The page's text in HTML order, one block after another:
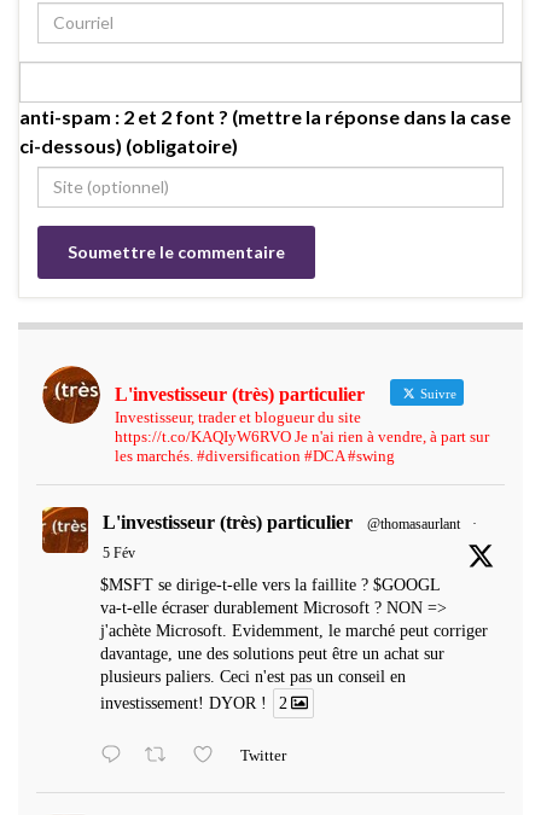
anti-spam : 2 et 2 font ? (mettre la réponse dans la case
ci-dessous) (obligatoire)
L'investisseur (très) particulier Suivre
Investisseur, trader et blogueur du site
https://t.co/KAQIyW6RVO Je n'ai rien à vendre, à part sur
les marchés. #diversification #DCA #swing
L'investisseur (très) particulier @thomasaurlant
·
5 Fév
$MSFT se dirige-t-elle vers la faillite ? $GOOGL
va-t-elle écraser durablement Microsoft ? NON =>
j'achète Microsoft. Evidemment, le marché peut corriger
davantage, une des solutions peut être un achat sur
plusieurs paliers. Ceci n'est pas un conseil en
investissement! DYOR !
2
Twitter